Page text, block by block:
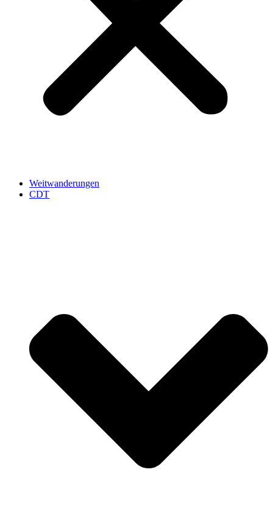
Weitwanderungen
CDT